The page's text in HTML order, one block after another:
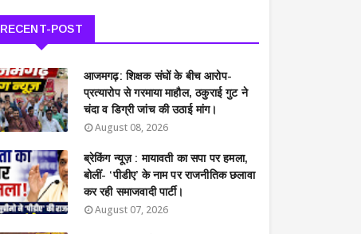
RECENT-POST
आजमगढ़: शिक्षक संघों के बीच आरोप-
प्रत्यारोप से गरमाया माहौल, ठकुराई गुट ने
चंदा व डिग्री जांच की उठाई मांग।
August 08, 2026
ब्रेकिंग न्यूज़ : मायावती का सपा पर हमला,
बोलीं- ‘पीडीए’ के नाम पर राजनीतिक छलावा
कर रही समाजवादी पार्टी।
August 07, 2026